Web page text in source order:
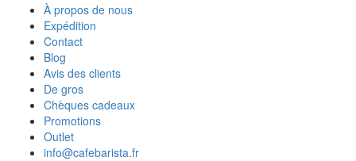
À propos de nous
Expédition
Contact
Blog
Avis des clients
De gros
Chèques cadeaux
Promotions
Outlet
info@cafebarista.fr